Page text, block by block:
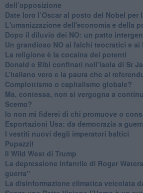
dell’opposizione
​Date loro l’Oscar al posto del Nobel per
L'umanizzazione dell'economia e della
​Dopo il diluvio dei NO: un patto
​Un grandioso NO ai falchi teocratici e ai
La religione è la cocaina dei potenti
Donald e Bibi confinati nell’isola di St
L’italiano vero e la paura che al
​Complottismo o capitalismo globale?
​Ma, contessa, non si vergogna a
Scemo?
​Io non mi fiderei di chi promuove o
Esportazioni Usa: da democrazia a
​I vestiti nuovi degli imperatori baltici
​Pupazzi!
​Il Wild West di Trump
​La depressione infantile di Roger
guerra"
​La disinformazione climatica veicolata